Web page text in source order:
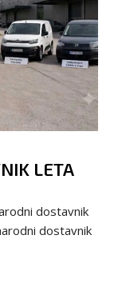
LETA
dostavnik
dostavnik